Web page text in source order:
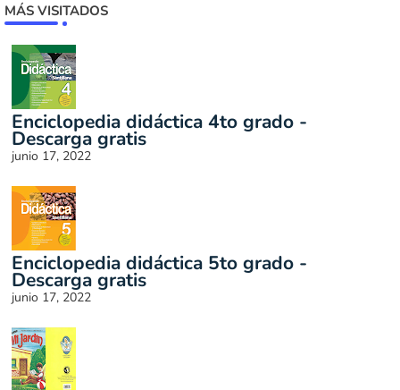
MÁS VISITADOS
Enciclopedia didáctica 4to grado -
Descarga gratis
junio 17, 2022
Enciclopedia didáctica 5to grado -
Descarga gratis
junio 17, 2022